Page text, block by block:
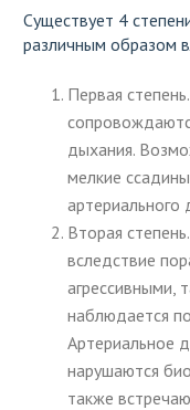
Существует 4
различным образом
Первая
дыхания.
мелкие
артериального
Вторая
вследствие
агрессивными,
наблюдается
Артериальное
нарушаются
также